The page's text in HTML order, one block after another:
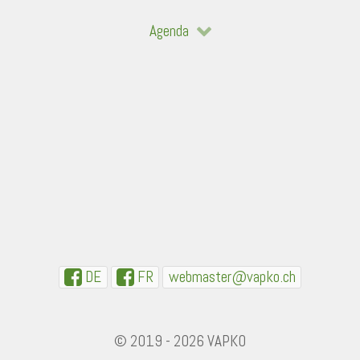
Agenda
DE FR webmaster@vapko.ch
© 2019 - 2026 VAPKO